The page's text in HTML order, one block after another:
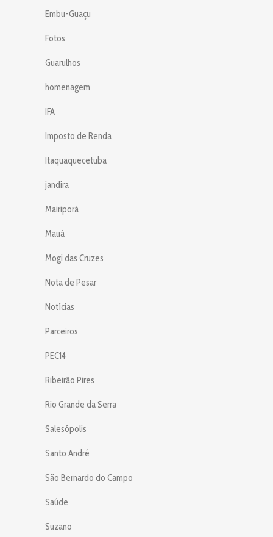
Embu-Guaçu
Fotos
Guarulhos
homenagem
IFA
Imposto de Renda
Itaquaquecetuba
jandira
Mairiporá
Mauá
Mogi das Cruzes
Nota de Pesar
Notícias
Parceiros
PEC14
Ribeirão Pires
Rio Grande da Serra
Salesópolis
Santo André
São Bernardo do Campo
Saúde
Suzano